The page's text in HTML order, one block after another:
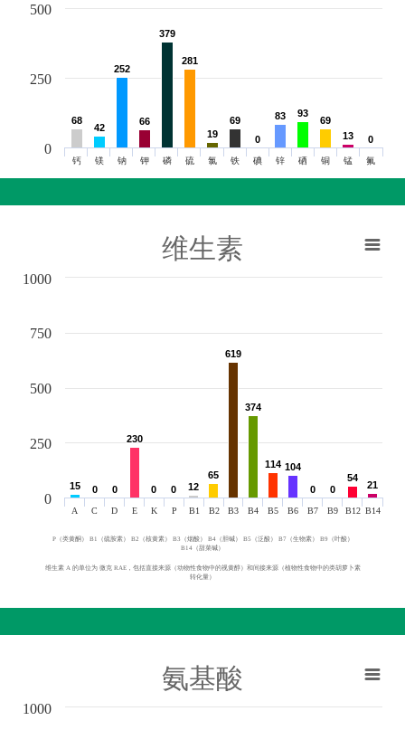
68
68
42
42
252
252
66
66
379
379
281
281
19
19
69
69
0
0
83
83 93
93
69
69
13
13 0
0
钙 镁 钠 钾 磷 硫 氯 铁 碘 锌 硒 铜 锰 氟
0
250
500
维生素
15
15 0
0 0
0
230
230
0
0 0
0 12
12
65
65
619
619
374
374
114
114 104
104
0
0 0
0
54
54
21
21
A C D E K P B1 B2 B3 B4 B5 B6 B7 B9 B12 B14
0
250
500
750
1000
P（类黄酮） B1（硫胺素） B2（核黄素） B3（烟酸） B4（胆碱） B5（泛酸） B7（生物素） B9（叶酸）
B14（甜菜碱）
维生素 A 的单位为 微克 RAE，包括直接来源（动物性食物中的视黄醇）和间接来源（植物性食物中的类胡萝卜素
转化量）
氨基酸
1000